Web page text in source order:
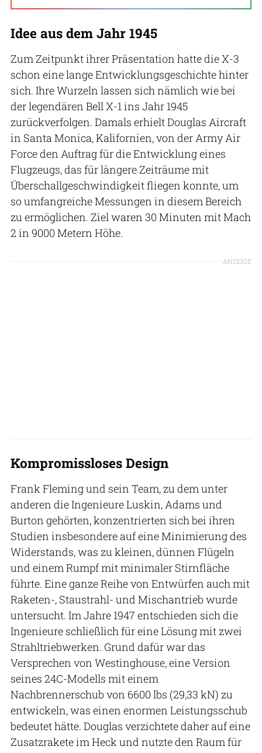
Idee aus dem Jahr 1945
Zum Zeitpunkt ihrer Präsentation hatte die X-3
schon eine lange Entwicklungsgeschichte hinter
sich. Ihre Wurzeln lassen sich nämlich wie bei
der legendären Bell X-1 ins Jahr 1945
zurückverfolgen. Damals erhielt Douglas Aircraft
in Santa Monica, Kalifornien, von der Army Air
Force den Auftrag für die Entwicklung eines
Flugzeugs, das für längere Zeiträume mit
Überschallgeschwindigkeit fliegen konnte, um
so umfangreiche Messungen in diesem Bereich
zu ermöglichen. Ziel waren 30 Minuten mit Mach
2 in 9000 Metern Höhe.
ANZEIGE
Kompromissloses Design
Frank Fleming und sein Team, zu dem unter
anderen die Ingenieure Luskin, Adams und
Burton gehörten, konzentrierten sich bei ihren
Studien insbesondere auf eine Minimierung des
Widerstands, was zu kleinen, dünnen Flügeln
und einem Rumpf mit minimaler Stirnfläche
führte. Eine ganze Reihe von Entwürfen auch mit
Raketen-, Staustrahl- und Mischantrieb wurde
untersucht. Im Jahre 1947 entschieden sich die
Ingenieure schließlich für eine Lösung mit zwei
Strahltriebwerken. Grund dafür war das
Versprechen von Westinghouse, eine Version
seines 24C-Modells mit einem
Nachbrennerschub von 6600 lbs (29,33 kN) zu
entwickeln, was einen enormen Leistungsschub
bedeutet hätte. Douglas verzichtete daher auf eine
Zusatzrakete im Heck und nutzte den Raum für